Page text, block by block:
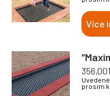
Více
prosím